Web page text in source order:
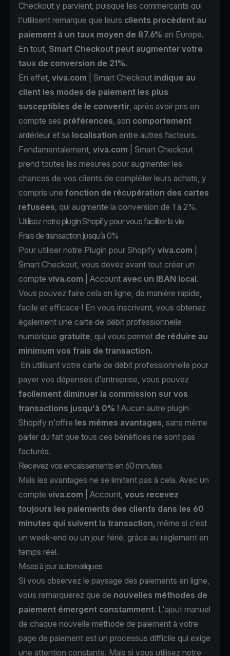
Checkout y parvient, puisque les commerçants qui
l'utilisent remarque que leurs clients procèdent au
paiement à un taux moyen de 87.6% en Europe.
En tout, Smart Checkout peut augmenter votre
taux de conversion de 21%.
En effet, viva.com | Smart Checkout indique au
client les modes de paiement les plus
susceptibles de le convertir, après avoir pris en
compte ses préférences, son comportement
antérieur et sa localisation entre autres facteurs.
Fondamentalement, viva.com | Smart Checkout
prend toutes les mesures pour augmenter les
chances de vos clients de compléter leurs achats, y
compris une fonction de récupération des cartes
refusées, qui augmente la conversion de 1 à 2%.
Utilisez notre plugin Shopify pour vous faciliter la vie
Frais de transaction jusqu’à 0%
Pour utiliser notre Plugin pour Shopify viva.com
Smart Checkout, vous devez avant tout créer un
compte viva.com | Account avec un IBAN local.
Vous pouvez faire cela en ligne, de manière rapide,
facile et efficace ! En vous inscrivant, vous obtenez
également une carte de débit professionnelle
numérique gratuite, qui vous permet de réduire au
minimum vos frais de transaction.
En utilisant votre carte de débit professionnelle pour
payer vos dépenses d'entreprise, vous pouvez
facilement diminuer la commission sur vos
transactions jusqu'à 0% ! Aucun autre plugin
Shopify n'offre les mêmes avantages, sans même
parler du fait que tous ces bénéfices ne sont pas
facturés.
Recevez vos encaissements en 60 minutes
Mais les avantages ne se limitent pas à cela. Avec un
compte viva.com | Account, vous recevez
toujours les paiements des clients dans les 60
minutes qui suivent la transaction, même si c'est
un week-end ou un jour férié, grâce au règlement en
temps réel.
Mises à jour automatiques
Si vous observez le paysage des paiements en ligne,
vous remarquerez que de nouvelles méthodes de
paiement émergent constamment. L'ajout manuel
de chaque nouvelle méthode de paiement à votre
page de paiement est un processus difficile qui exige
une attention constante. Mais si vous utilisez notre